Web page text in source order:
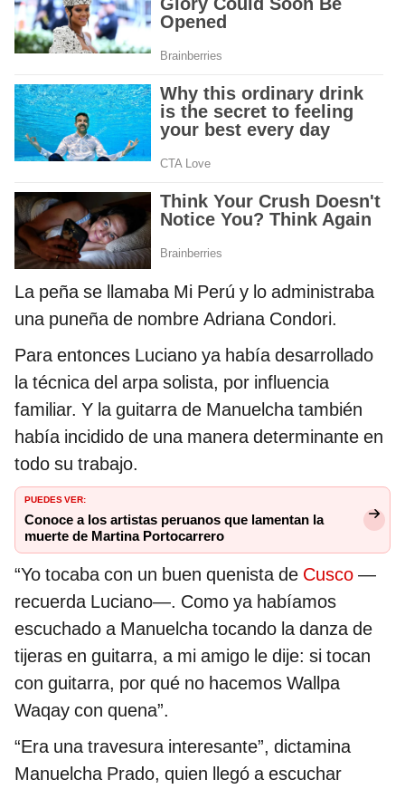
La peña se llamaba Mi Perú y lo administraba
una puneña de nombre Adriana Condori.
Para entonces Luciano ya había desarrollado
la técnica del arpa solista, por influencia
familiar. Y la guitarra de Manuelcha también
había incidido de una manera determinante en
todo su trabajo.
PUEDES VER:
Conoce a los artistas peruanos que lamentan la
muerte de Martina Portocarrero
“Yo tocaba con un buen quenista de Cusco —
recuerda Luciano—. Como ya habíamos
escuchado a Manuelcha tocando la danza de
tijeras en guitarra, a mi amigo le dije: si tocan
con guitarra, por qué no hacemos Wallpa
Waqay con quena”.
“Era una travesura interesante”, dictamina
Manuelcha Prado, quien llegó a escuchar